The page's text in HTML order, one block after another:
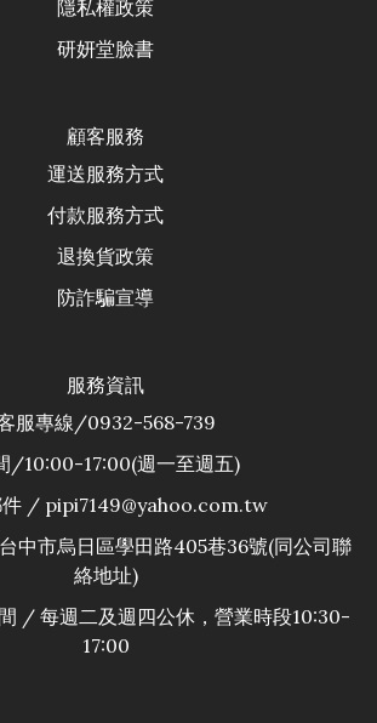
隱私權政策
研妍堂臉書
顧客服務
運送服務方式
付款服務方式
退換貨政策
防詐騙宣導
服務資訊
服專線/0932-568-739
/10:00-17:00(週一至週五)
件 / pipi7149@yahoo.com.tw
中市烏日區學田路405巷36號(同公司聯
絡地址)
/ 每週二及週四公休，營業時段10:30-
17:00